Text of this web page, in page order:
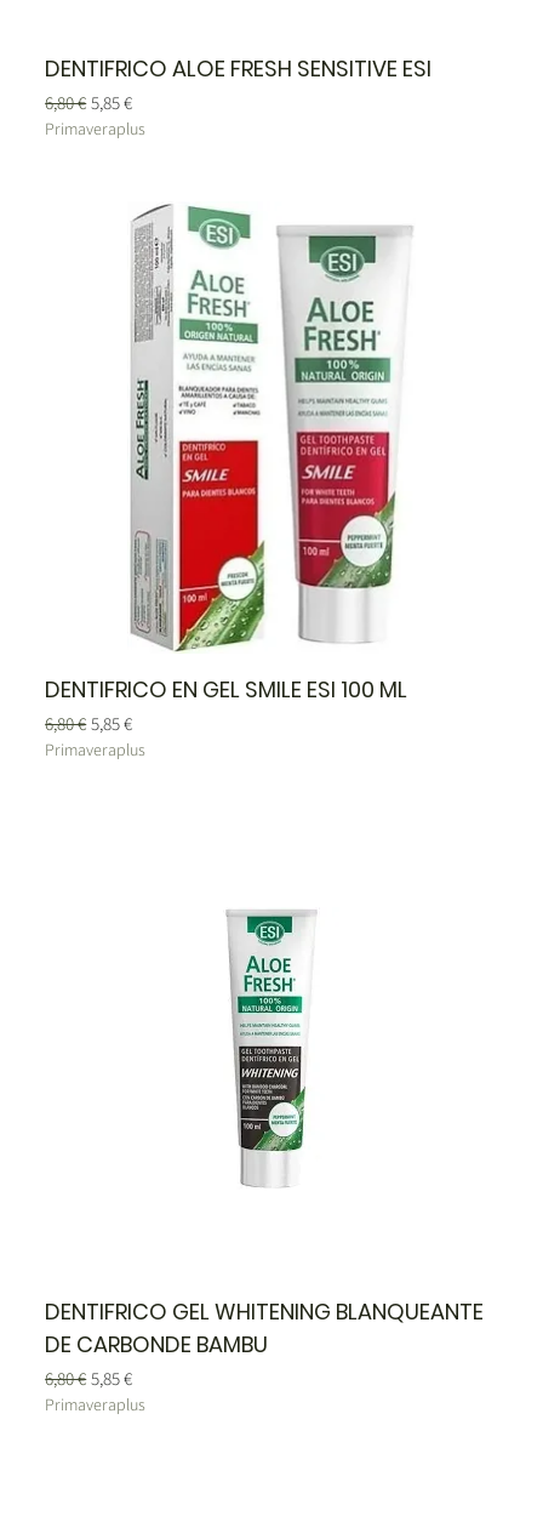
DENTIFRICO ALOE FRESH SENSITIVE ESI
Precio
6,80 € Precio de oferta
5,85 €
Primaveraplus
DENTIFRICO EN GEL SMILE ESI 100 ML
Precio
6,80 € Precio de oferta
5,85 €
Primaveraplus
DENTIFRICO GEL WHITENING BLANQUEANTE
DE CARBONDE BAMBU
Precio
6,80 € Precio de oferta
5,85 €
Primaveraplus